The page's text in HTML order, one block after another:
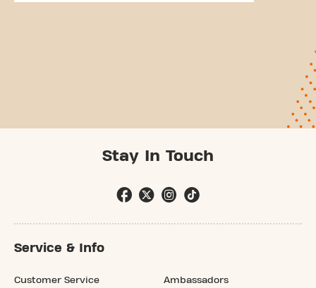
Stay In Touch
Service & Info
Customer Service Ambassadors